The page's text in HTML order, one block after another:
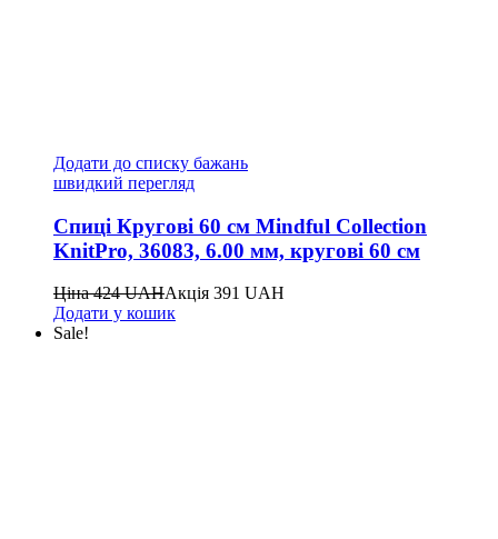
Додати до списку бажань
швидкий перегляд
Спиці Кругові 60 см Mindful Collection
KnitPro, 36083, 6.00 мм, кругові 60 см
Ціна424UAHАкція 391 UAH
Додати у кошик
Sale!